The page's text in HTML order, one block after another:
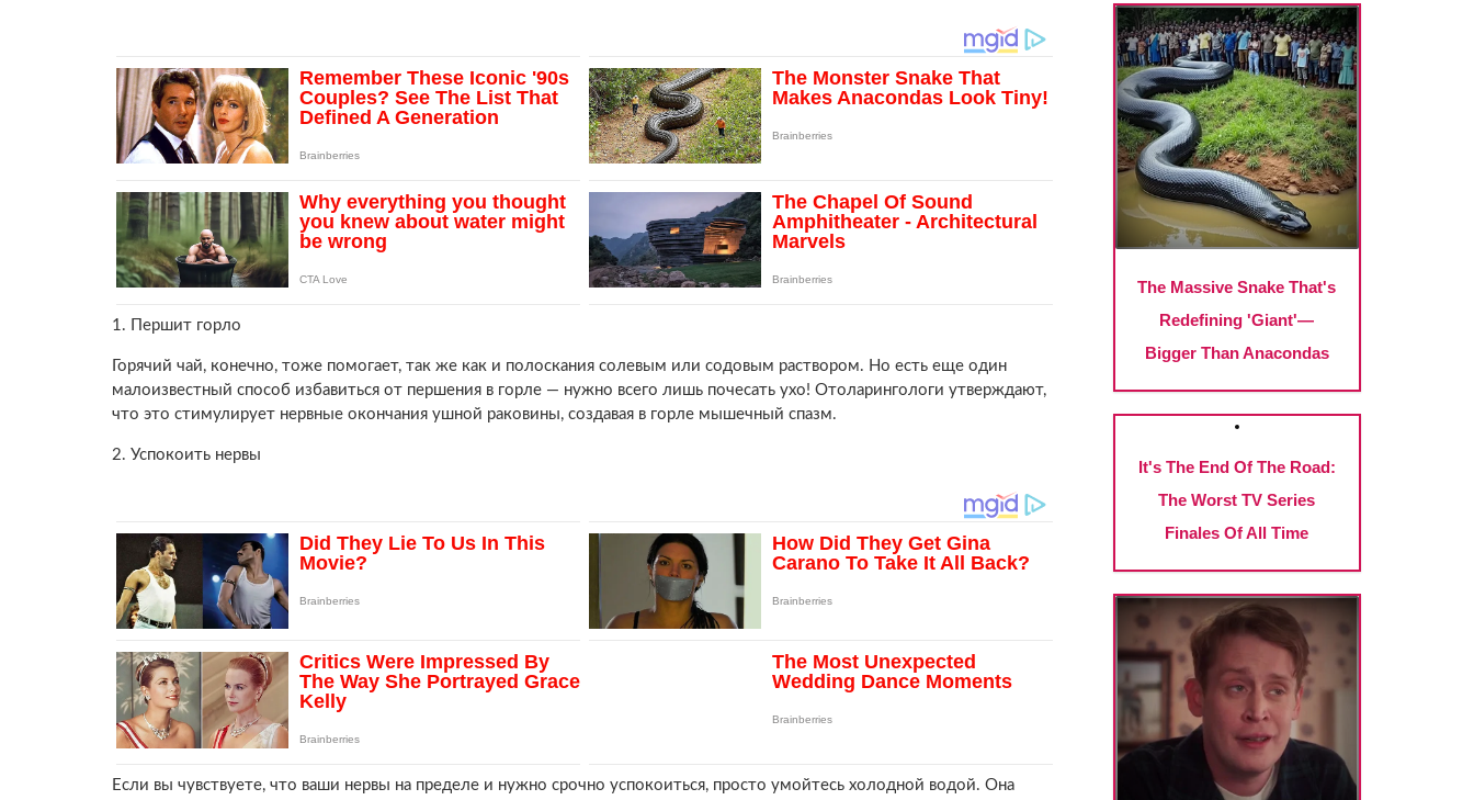
1. Першит горло
Горячий чай, конечно, тоже помогает, так же как и полоскания солевым или содовым раствором. Но есть еще один
малоизвестный способ избавиться от першения в горле — нужно всего лишь почесать ухо! Отоларингологи утверждают,
что это стимулирует нервные окончания ушной раковины, создавая в горле мышечный спазм.
2. Успокоить нервы
Если вы чувствуете, что ваши нервы на пределе и нужно срочно успокоиться, просто умойтесь холодной водой. Она